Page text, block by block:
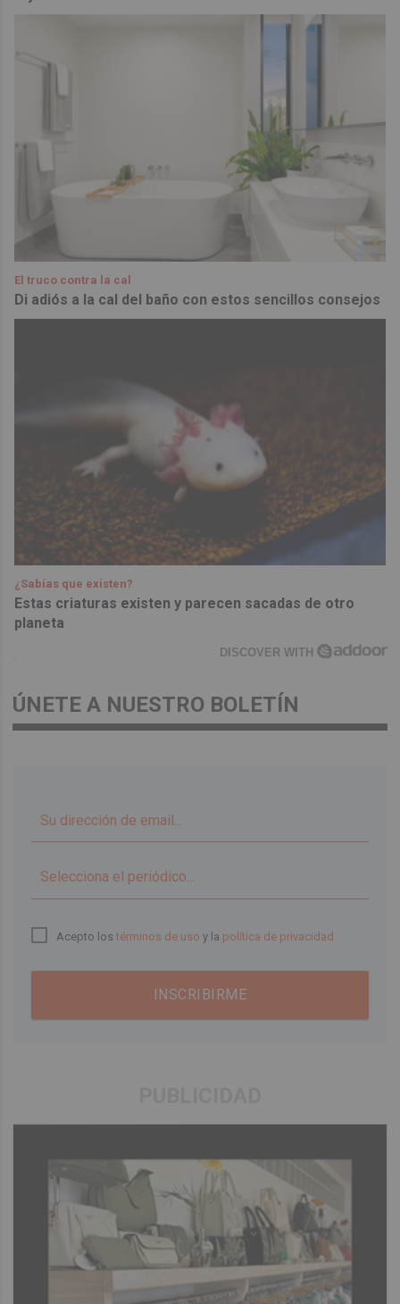
El truco contra la cal
Di adiós a la cal del baño con estos sencillos consejos
¿Sabías que existen?
Estas criaturas existen y parecen sacadas de otro
planeta
DISCOVER WITH
ÚNETE A NUESTRO BOLETÍN
Acepto lostérminos de uso y la política de privacidad
INSCRIBIRME